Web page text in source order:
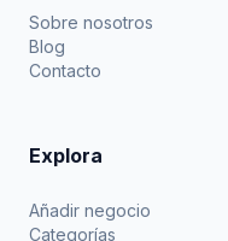
Sobre nosotros
Blog
Contacto
Explora
Añadir negocio
Categorías